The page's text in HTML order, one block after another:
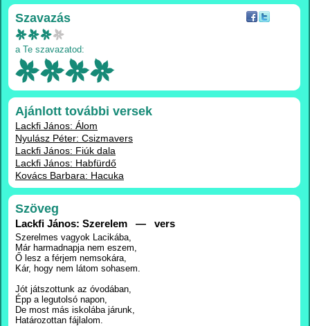
Szavazás
a Te szavazatod:
Ajánlott további versek
Lackfi János: Álom
Nyulász Péter: Csizmavers
Lackfi János: Fiúk dala
Lackfi János: Habfürdő
Kovács Barbara: Hacuka
Szöveg
Lackfi János: Szerelem — vers
Szerelmes vagyok Lacikába,
Már harmadnapja nem eszem,
Ő lesz a férjem nemsokára,
Kár, hogy nem látom sohasem.
Jót játszottunk az óvodában,
Épp a legutolsó napon,
De most más iskolába járunk,
Határozottan fájlalom.